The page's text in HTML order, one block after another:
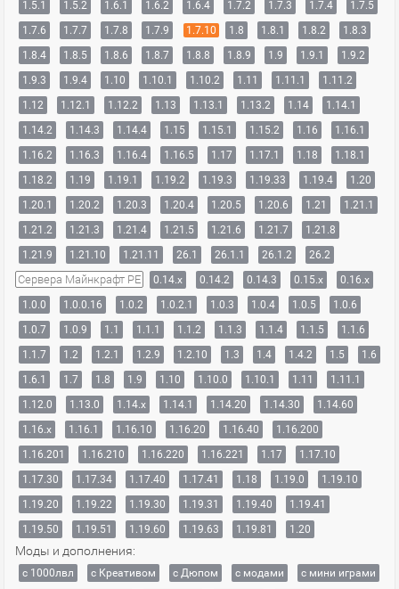
1.5.1
1.5.2 1.6.1 1.6.2 1.6.4 1.7.2 1.7.3 1.7.4
1.7.5
1.7.6
1.7.7 1.7.8 1.7.9 1.7.10 1.8 1.8.1 1.8.2
1.8.3
1.8.4
1.8.5 1.8.6 1.8.7 1.8.8 1.8.9 1.9 1.9.1
1.9.2
1.9.3
1.9.4 1.10 1.10.1 1.10.2 1.11 1.11.1
1.11.2
1.12
1.12.1 1.12.2 1.13 1.13.1 1.13.2 1.14
1.14.1
1.14.2
1.14.3 1.14.4 1.15 1.15.1 1.15.2 1.16
1.16.1
1.16.2
1.16.3 1.16.4 1.16.5 1.17 1.17.1 1.18
1.18.1
1.18.2
1.19 1.19.1 1.19.2 1.19.3 1.19.33 1.19.4
1.20
1.20.1
1.20.2 1.20.3 1.20.4 1.20.5 1.20.6 1.21
1.21.1
1.21.2
1.21.3 1.21.4 1.21.5 1.21.6 1.21.7
1.21.8
1.21.9
1.21.10 1.21.11 26.1 26.1.1 26.1.2 26.2
Сервера Майнкрафт PE 0.14.x 0.14.2 0.14.3 0.15.x
0.16.x
1.0.0
1.0.0.16 1.0.2 1.0.2.1 1.0.3 1.0.4 1.0.5
1.0.6
1.0.7
1.0.9 1.1 1.1.1 1.1.2 1.1.3 1.1.4 1.1.5
1.1.6
1.1.7
1.2 1.2.1 1.2.9 1.2.10 1.3 1.4 1.4.2 1.5
1.6
1.6.1
1.7 1.8 1.9 1.10 1.10.0 1.10.1 1.11
1.11.1
1.12.0
1.13.0 1.14.x 1.14.1 1.14.20 1.14.30
1.14.60
1.16.x
1.16.1 1.16.10 1.16.20 1.16.40
1.16.200
1.16.201
1.16.210 1.16.220 1.16.221 1.17
1.17.10
1.17.30
1.17.34 1.17.40 1.17.41 1.18 1.19.0
1.19.10
1.19.20
1.19.22 1.19.30 1.19.31 1.19.40
1.19.41
1.19.50
1.19.51 1.19.60 1.19.63 1.19.81 1.20
Моды и дополнения:
с 1000лвл c Креативом с Дюпом с модами
с мини играми